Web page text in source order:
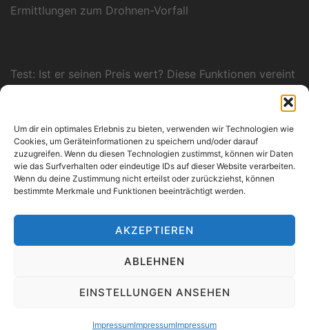
Um dir ein optimales Erlebnis zu bieten, verwenden wir Technologien wie
Cookies, um Geräteinformationen zu speichern und/oder darauf
zuzugreifen. Wenn du diesen Technologien zustimmst, können wir Daten
wie das Surfverhalten oder eindeutige IDs auf dieser Website verarbeiten.
Wenn du deine Zustimmung nicht erteilst oder zurückziehst, können
bestimmte Merkmale und Funktionen beeinträchtigt werden.
AKZEPTIEREN
ABLEHNEN
EINSTELLUNGEN ANSEHEN
ImpressumImpressumImpressum
Ermittlungen zum Drohnen-Vorfall
Test: Ist er seinen Preis wert? Diese Funktionen vereint
Ernährung: Viele Vitamine, wenig Kalorien: Diese Eier-
Zubereitung gilt als die gesündeste
Rezeptidee: Mochi-Eis selber machen: So gelingt der
Food-Trend zu Hause
Urlaubsküche: Ofenkartoffeln werden so köstlich wie
Sommerhitze: Eistrends im Test: Diese viralen Hits
bieten schnelle Erfrischung